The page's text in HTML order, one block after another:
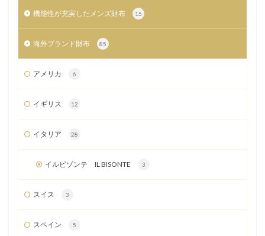
機能性が充実したメンズ財布 15
海外ブランド財布 85
アメリカ 6
イギリス 12
イタリア 28
イルビゾンテ IL BISONTE 3
スイス 3
スペイン 5